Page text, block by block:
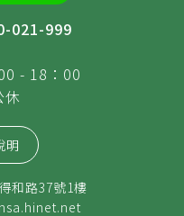
明
和路37號1樓
021-999
- 18：00
休